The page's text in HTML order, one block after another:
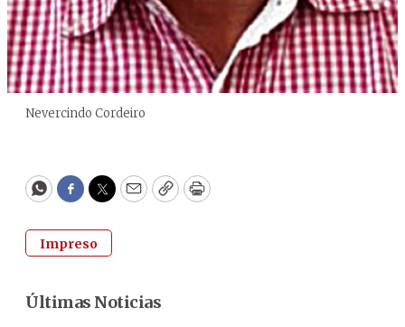
Nevercindo Cordeiro
WhatsApp
Facebook
Twitter
EmailCopyPrint
Impreso
Últimas Noticias